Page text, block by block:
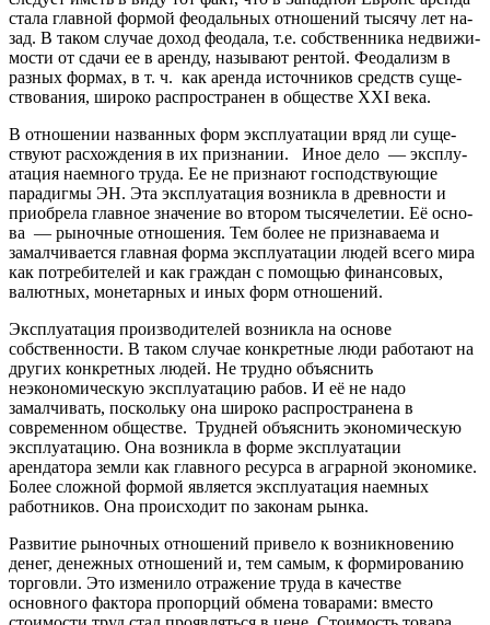
ста­ла глав­ной фор­мой фе­ода­ль­ных от­но­ше­ний ты­ся­чу лет на­
зад. В та­ком слу­чае до­ход фе­ода­ла, т.е. собс­твен­ни­ка не­дви­жи­
мо­сти от сдачи ее в арен­ду, называют рен­той. Фе­ода­лизм в
раз­ных фор­мах, в т. ч. как арен­да ис­точ­ни­ков средств су­ще­
ство­ва­ния, ши­ро­ко рас­про­стра­нен в обществе ХХI ве­ка.
В от­но­ше­нии на­зван­ных форм экс­плу­ата­ции вряд ли су­ще­
ству­ют рас­хо­жде­ния в их при­зна­нии. Иное де­ло — экс­плу­
ата­ция на­ем­но­го тру­да. Ее не признают господствующие
парадигмы ЭН. Эта эксплуатация воз­ни­кла в древ­но­сти и
при­об­ре­ла глав­ное зна­че­ние во вто­ром ты­ся­че­ле­тии. Её осно­
ва — ры­ноч­ные от­но­шения. Тем более не признаваема и
замалчивается главная форма эксплуатации людей всего мира
как потребителей и как граждан с помощью финансовых,
валютных, монетарных и иных форм отношений.
Эксплуатация производителей возникла на основе
собственности. В таком случае конкретные люди работают на
других конкретных людей. Не трудно объяснить
неэкономическую эксплуатацию рабов. И её не надо
замалчивать, поскольку она широко распространена в
современном обществе. Трудней объяснить экономическую
эксплуатацию. Она возникла в форме эксплуатации
арендатора земли как главного ресурса в аграрной экономике.
Более сложной формой является эксплуатация наемных
работников. Она происходит по законам рынка.
Развитие рыночных отношений привело к возникновению
денег, денежных отношений и, тем самым, к формированию
торговли. Это изменило отражение труда в качестве
основного фактора пропорций обмена товарами: вместо